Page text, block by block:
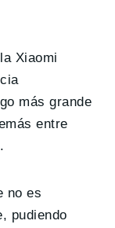
Xiaomi
más grande
entre
no es
pudiendo